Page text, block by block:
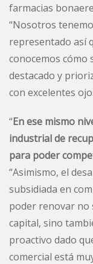
farmacias
“Nosotros
representado así
conocemos cómo
destacado y
con excelentes
“En ese mismo
industrial de
para poder
“Asimismo, el
subsidiada en
poder renovar no
capital, sino
proactivo dado
comercial está